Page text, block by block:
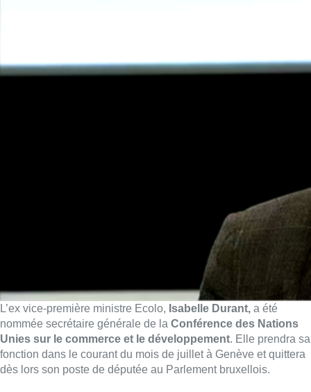
L’ex vice-première ministre Ecolo, Isabelle Durant, a été
nommée secrétaire générale de la Conférence des Nations
Unies sur le commerce et le développement. Elle prendra sa
fonction dans le courant du mois de juillet à Genève et quittera
dès lors son poste de députée au Parlement bruxellois.